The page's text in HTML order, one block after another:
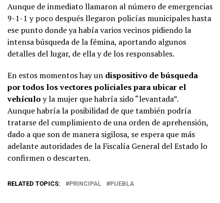
Aunque de inmediato llamaron al número de emergencias
9-1-1 y poco después llegaron policías municipales hasta
ese punto donde ya había varios vecinos pidiendo la
intensa búsqueda de la fémina, aportando algunos
detalles del lugar, de ella y de los responsables.
En estos momentos hay un dispositivo de búsqueda
por todos los vectores policiales para ubicar el
vehículoy la mujer que habría sido “levantada”.
Aunque habría la posibilidad de que también podría
tratarse del cumplimiento de una orden de aprehensión,
dado a que son de manera sigilosa, se espera que más
adelante autoridades de la Fiscalía General del Estado lo
confirmen o descarten.
RELATED TOPICS: PRINCIPAL PUEBLA